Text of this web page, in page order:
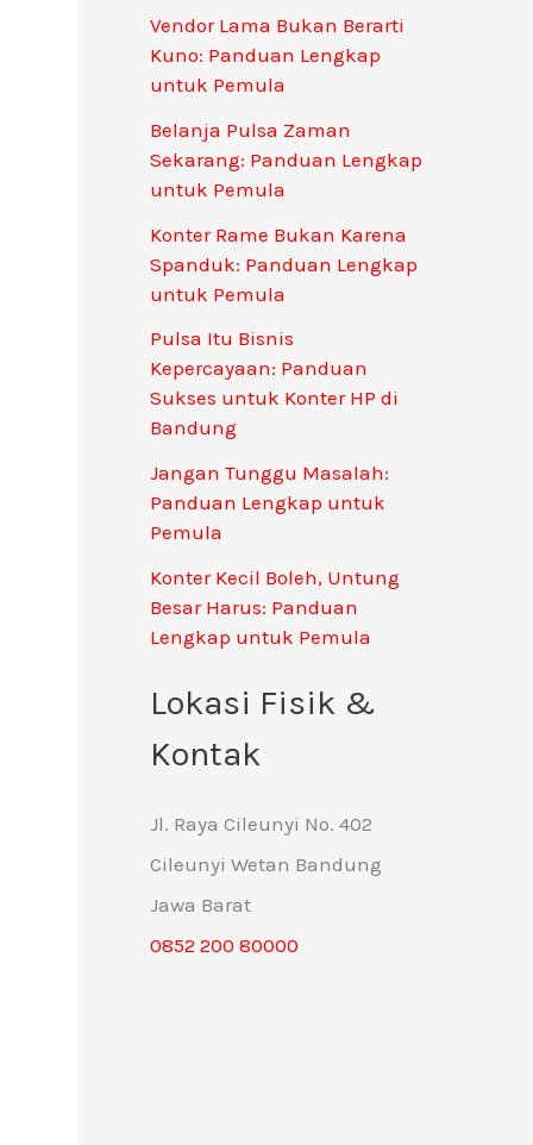
Vendor Lama Bukan Berarti
Kuno: Panduan Lengkap
untuk Pemula
Belanja Pulsa Zaman
Sekarang: Panduan Lengkap
untuk Pemula
Konter Rame Bukan Karena
Spanduk: Panduan Lengkap
untuk Pemula
Pulsa Itu Bisnis
Kepercayaan: Panduan
Sukses untuk Konter HP di
Bandung
Jangan Tunggu Masalah:
Panduan Lengkap untuk
Pemula
Konter Kecil Boleh, Untung
Besar Harus: Panduan
Lengkap untuk Pemula
Lokasi Fisik &
Kontak
Jl. Raya Cileunyi No. 402
Cileunyi Wetan Bandung
Jawa Barat
0852 200 80000